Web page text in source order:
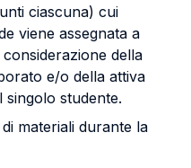
ciascuna) cui
viene assegnata a
della
e/o della attiva
singolo studente.
materiali durante la